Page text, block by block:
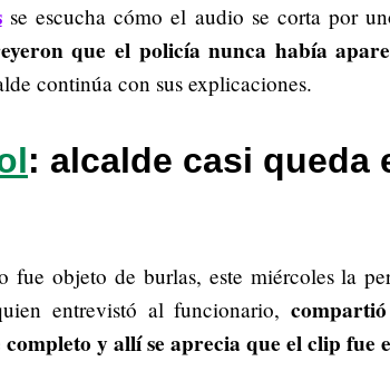
se escucha cómo el audio se corta por
que el policía nunca había
continúa con sus explicaciones.
: alcalde casi queda
objeto de burlas, este miércoles la
entrevistó al funcionario,
y allí se aprecia que el clip fue